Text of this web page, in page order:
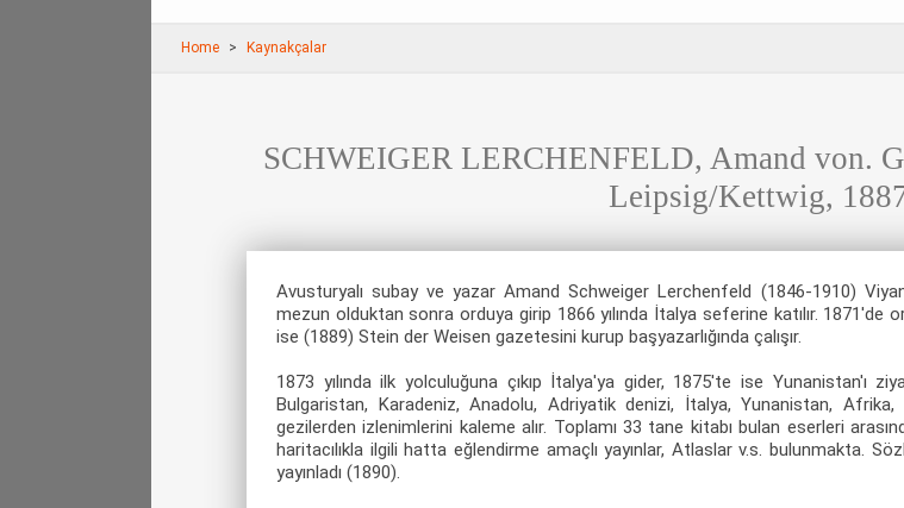
Home Kaynakçalar
SCHWEIGER LERCHENFELD, Amand von.
Leipsig/Kettwig,
Avusturyalı subay ve yazar Amand Schweiger Lerchenfeld (1846-1910)
mezun olduktan sonra orduya girip 1866 yılında İtalya seferine katılır.
ise (1889) Stein der Weisen gazetesini kurup başyazarlığında çalışır.
1873 yılında ilk yolculuğuna çıkıp İtalya'ya gider, 1875'te ise Yunanistan'ı
Bulgaristan, Karadeniz, Anadolu, Adriyatik denizi, İtalya, Yunanistan,
gezilerden izlenimlerini kaleme alır. Toplamı 33 tane kitabı bulan eserleri
haritacılıkla ilgili hatta eğlendirme amaçlı yayınlar, Atlaslar v.s. bulunmakta.
yayınladı (1890).